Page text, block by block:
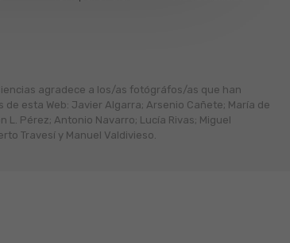
agradece a los/as fotógráfos/as que han
esta Web: Javier Algarra; Arsenio Cañete; María de
L. Pérez; Antonio Navarro; Lucía Rivas; Miguel
Travesí y Manuel Valdivieso.